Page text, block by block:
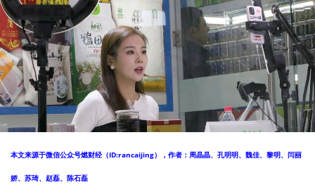
本文来源于微信公众号燃财经（ID:rancaijing），作者：周晶晶、孔明明、魏佳、黎明、闫丽
娇、苏琦、赵磊、陈石磊